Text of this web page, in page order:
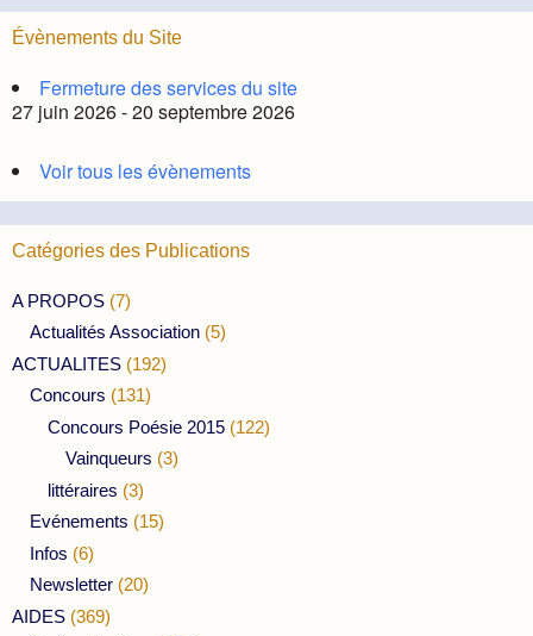
Évènements du Site
Fermeture des services du site
27 juin 2026 - 20 septembre 2026
Voir tous les évènements
Catégories des Publications
A PROPOS (7)
Actualités Association (5)
ACTUALITES (192)
Concours (131)
Concours Poésie 2015 (122)
Vainqueurs (3)
littéraires (3)
Evénements (15)
Infos (6)
Newsletter (20)
AIDES (369)